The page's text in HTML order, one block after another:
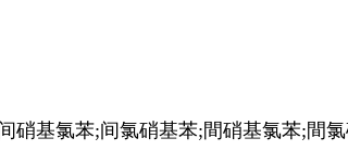
基氯苯;间氯硝基苯;間硝基氯苯;間